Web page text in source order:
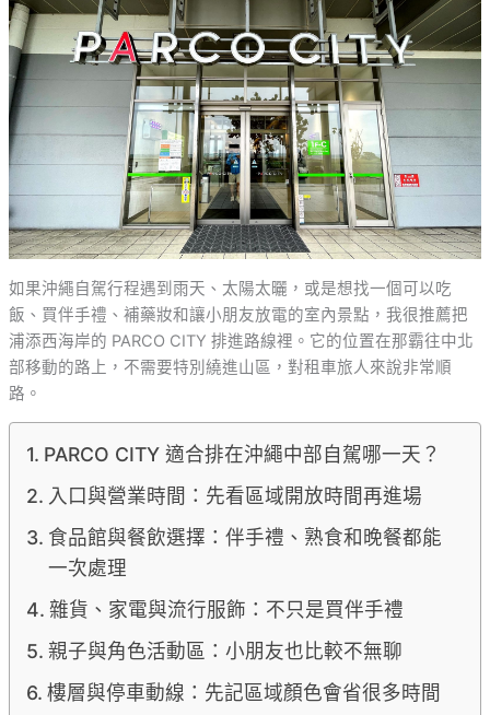
如果沖繩自駕行程遇到雨天、太陽太曬，或是想找一個可以吃
飯、買伴手禮、補藥妝和讓小朋友放電的室內景點，我很推薦把
浦添西海岸的 PARCO CITY 排進路線裡。它的位置在那霸往中北
部移動的路上，不需要特別繞進山區，對租車旅人來說非常順
路。
PARCO CITY 適合排在沖繩中部自駕哪一天？
入口與營業時間：先看區域開放時間再進場
食品館與餐飲選擇：伴手禮、熟食和晚餐都能
一次處理
雜貨、家電與流行服飾：不只是買伴手禮
親子與角色活動區：小朋友也比較不無聊
樓層與停車動線：先記區域顏色會省很多時間